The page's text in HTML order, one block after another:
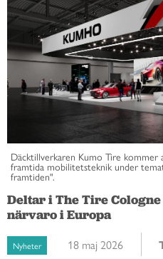
Däcktillverkaren Kumo Tire
framtida mobilitetsteknik under
framtiden".
Deltar i The Tire
närvaro i Europa
Nyheter 18 maj 2026